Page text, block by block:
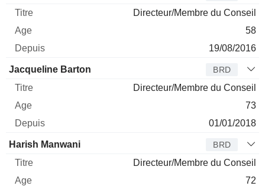
Directeur/Membre du Conseil
58
19/08/2016
Jacqueline Barton BRD
Directeur/Membre du Conseil
73
01/01/2018
Harish Manwani BRD
Directeur/Membre du Conseil
72